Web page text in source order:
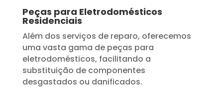
Peças para Eletrodomésticos
Residenciais
Além dos serviços de reparo, oferecemos
uma vasta gama de peças para
eletrodomésticos, facilitando a
substituição de componentes
desgastados ou danificados.